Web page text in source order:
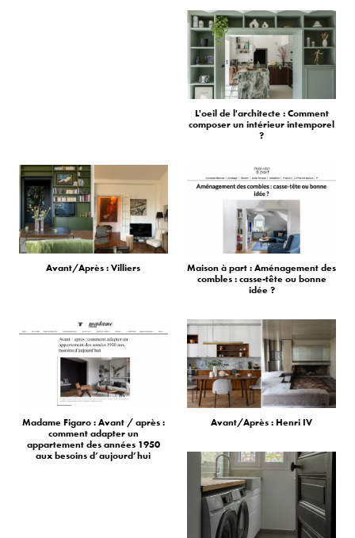
L'oeil de l'architecte : Comment
composer un intérieur intemporel
?
Avant/Après : Villiers
Maison à part : Aménagement des
combles : casse-tête ou bonne
idée ?
Madame Figaro : Avant / après :
comment adapter un
appartement des années 1950
aux besoins d’aujourd’hui
Avant/Après : Henri IV